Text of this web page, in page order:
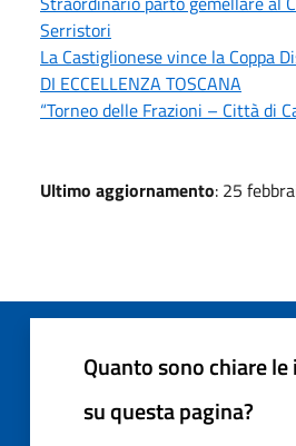
Serristori
La Castiglionese vince la Coppa
DI ECCELLENZA TOSCANA
“Torneo delle Frazioni – Città di
Ultimo aggiornamento: 25
Quanto sono chiare
su questa pagina?